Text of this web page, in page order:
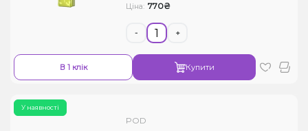
Ціна: 770₴
- +
В 1 клік Купити
У наявності
POD